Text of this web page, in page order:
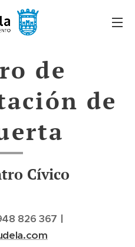
de
de
Cívico
826 367 |